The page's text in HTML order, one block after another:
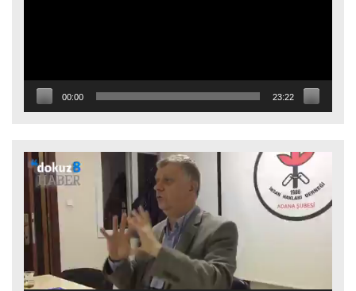
00:00 23:22
Video
oynatıcı